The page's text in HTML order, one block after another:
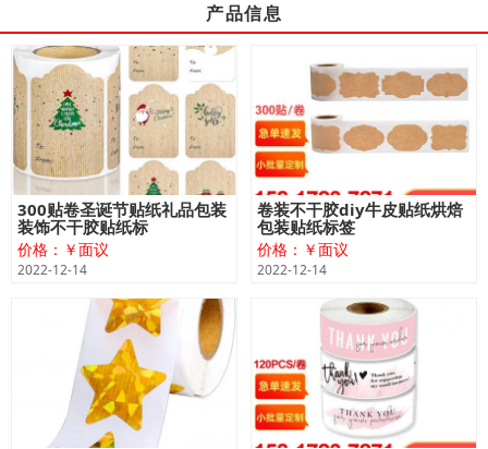
产品信息
300贴卷圣诞节贴纸礼品包装
装饰不干胶贴纸标
价格：￥面议
2022-12-14
卷装不干胶diy牛皮贴纸烘焙
包装贴纸标签
价格：￥面议
2022-12-14